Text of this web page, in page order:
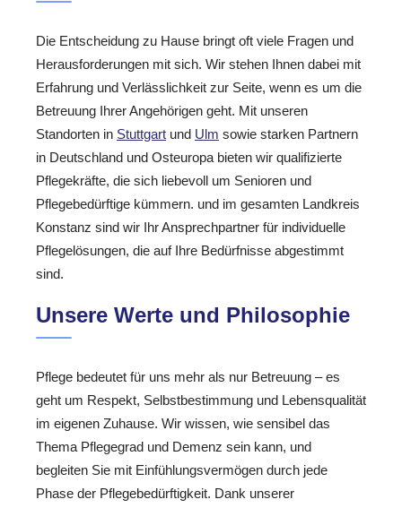
Die Entscheidung zu Hause bringt oft viele Fragen und
Herausforderungen mit sich. Wir stehen Ihnen dabei mit
Erfahrung und Verlässlichkeit zur Seite, wenn es um die
Betreuung Ihrer Angehörigen geht. Mit unseren
Standorten in Stuttgart und Ulm sowie starken Partnern
in Deutschland und Osteuropa bieten wir qualifizierte
Pflegekräfte, die sich liebevoll um Senioren und
Pflegebedürftige kümmern. und im gesamten Landkreis
Konstanz sind wir Ihr Ansprechpartner für individuelle
Pflegelösungen, die auf Ihre Bedürfnisse abgestimmt
sind.
Unsere Werte und Philosophie
Pflege bedeutet für uns mehr als nur Betreuung – es
geht um Respekt, Selbstbestimmung und Lebensqualität
im eigenen Zuhause. Wir wissen, wie sensibel das
Thema Pflegegrad und Demenz sein kann, und
begleiten Sie mit Einfühlungsvermögen durch jede
Phase der Pflegebedürftigkeit. Dank unserer